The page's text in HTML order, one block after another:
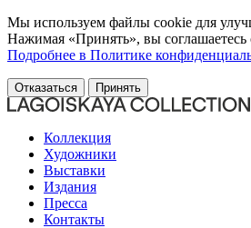
Мы используем файлы cookie для
Нажимая «Принять», вы соглашаетесь
Подробнее в Политике
Отказаться Принять
Коллекция
Художники
Выставки
Издания
Пресса
Контакты